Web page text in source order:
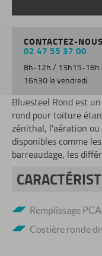
CONTACTEZ-
02 47 55 37 00
8h-12h / 13h15-18h
16h30 le vendredi
Bluesteel Rond est
rond pour toiture
zénithal, l'aération
disponibles comme
barreaudage, les
Remplissage
Costière ronde